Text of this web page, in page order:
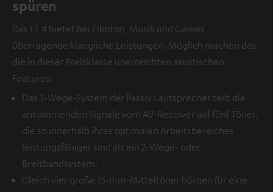
spüren
Das LT 4 bietet bei Filmton, Musik und Games
überragende klangliche Leistungen. Möglich machen das
die in dieser Preisklasse unerreichten akustischen
Features:
Das 3-Wege-System der Passiv Lautsprecher teilt die
ankommenden Signale vom AV-Receiver auf fünf Töner,
die so innerhalb ihres optimalen Arbeitsbereiches
leistungsfähiger sind als ein 2-Wege- oder
Breitbandsystem.
Gleich vier große 75-mm-Mitteltöner bürgen für eine